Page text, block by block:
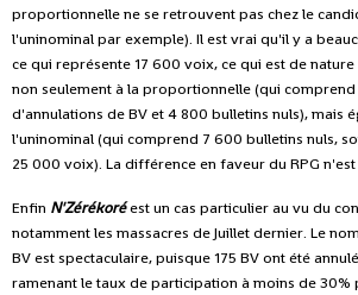
proportionnelle ne se retrouvent pas chez le
l'uninominal par exemple). Il est vrai qu'il y a
ce qui représente 17 600 voix, ce qui est de
non seulement à la proportionnelle (qui
d'annulations de BV et 4 800 bulletins nuls), mais
l'uninominal (qui comprend 7 600 bulletins nuls,
25 000 voix). La différence en faveur du RPG
Enfin N'Zérékoréest un cas particulier au vu du
notamment les massacres de Juillet dernier. Le
BV est spectaculaire, puisque 175 BV ont été
ramenant le taux de participation à moins de